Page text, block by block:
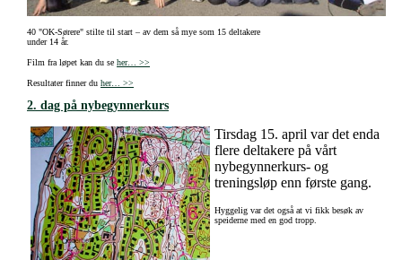
40 "OK-Sørere" stilte til start – av dem så mye som 15 deltakere
under 14 år.
Film fra løpet kan du se her… >>
Resultater finner du her… >>
2. dag på nybegynnerkurs
Tirsdag 15. april var det enda
flere deltakere på vårt
nybegynnerkurs- og
treningsløp enn første gang.
Hyggelig var det også at vi fikk besøk av
speiderne med en god tropp.